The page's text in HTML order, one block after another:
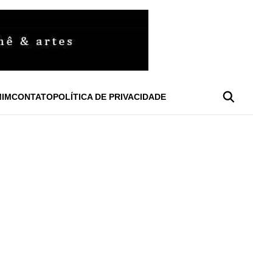
CONTATOPOLÍTICA DE PRIVACIDADE